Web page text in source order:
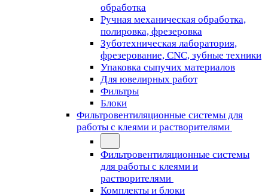
обработка
Ручная механическая обработка,
полировка, фрезеровка
Зуботехническая лаборатория,
фрезерование, CNC, зубные техники
Упаковка сыпучих материалов
Для ювелирных работ
Фильтры
Блоки
Фильтровентиляционные системы для
работы с клеями и растворителями
Фильтровентиляционные системы
для работы с клеями и
растворителями
Комплекты и блоки